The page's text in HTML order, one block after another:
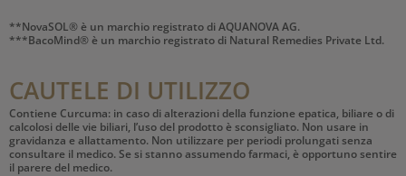
**NovaSOL® è un marchio registrato di AQUANOVA AG.
***BacoMind® è un marchio registrato di Natural Remedies Private Ltd.
CAUTELE DI UTILIZZO
Contiene Curcuma: in caso di alterazioni della funzione epatica, biliare o di
calcolosi delle vie biliari, l’uso del prodotto è sconsigliato. Non usare in
gravidanza e allattamento. Non utilizzare per periodi prolungati senza
consultare il medico. Se si stanno assumendo farmaci, è opportuno sentire
il parere del medico.